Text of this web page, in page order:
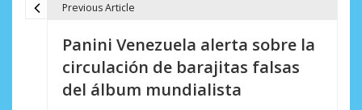
Previous Article
Panini Venezuela alerta sobre la
circulación de barajitas falsas
del álbum mundialista